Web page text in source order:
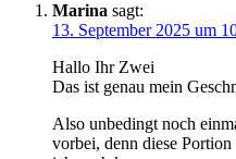
Marina sagt:
13. September 2025 um
Hallo Ihr Zwei
Das ist genau mein
Also unbedingt noch
vorbei, denn diese